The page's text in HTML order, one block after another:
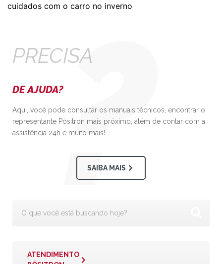
cuidados com o carro no inverno
PRECISA
DE AJUDA?
Aqui, você pode consultar os manuais técnicos, encontrar o
representante Pósitron mais próximo, além de contar com a
assistência 24h e muito mais!
SAIBA MAIS
ATENDIMENTO